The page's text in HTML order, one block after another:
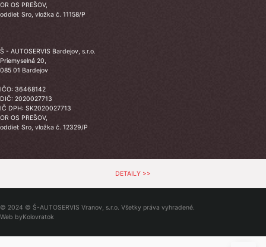
OR OS PREŠOV,
oddiel: Sro, vložka č. 11158/P
Š - AUTOSERVIS Bardejov, s.r.o.
Priemyselná 20,
085 01 Bardejov
IČO: 36468142
DIČ: 2020027713
IČ DPH: SK2020027713
OR OS PREŠOV,
oddiel: Sro, vložka č. 12329/P
DETAILY >>
© 2024 © Š-AUTOSERVIS Vranov, s.r.o. Všetky práva vyhradené.
Web byKolovratok